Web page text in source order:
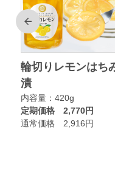
前
輪切りレモンはち
漬
内容量：420g
定期価格 2,770円
通常価格 2,916円